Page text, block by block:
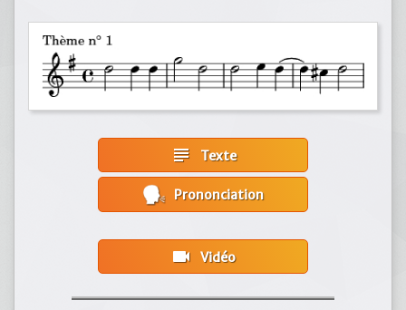
subject Texte
Prononciation
videocam Vidéo